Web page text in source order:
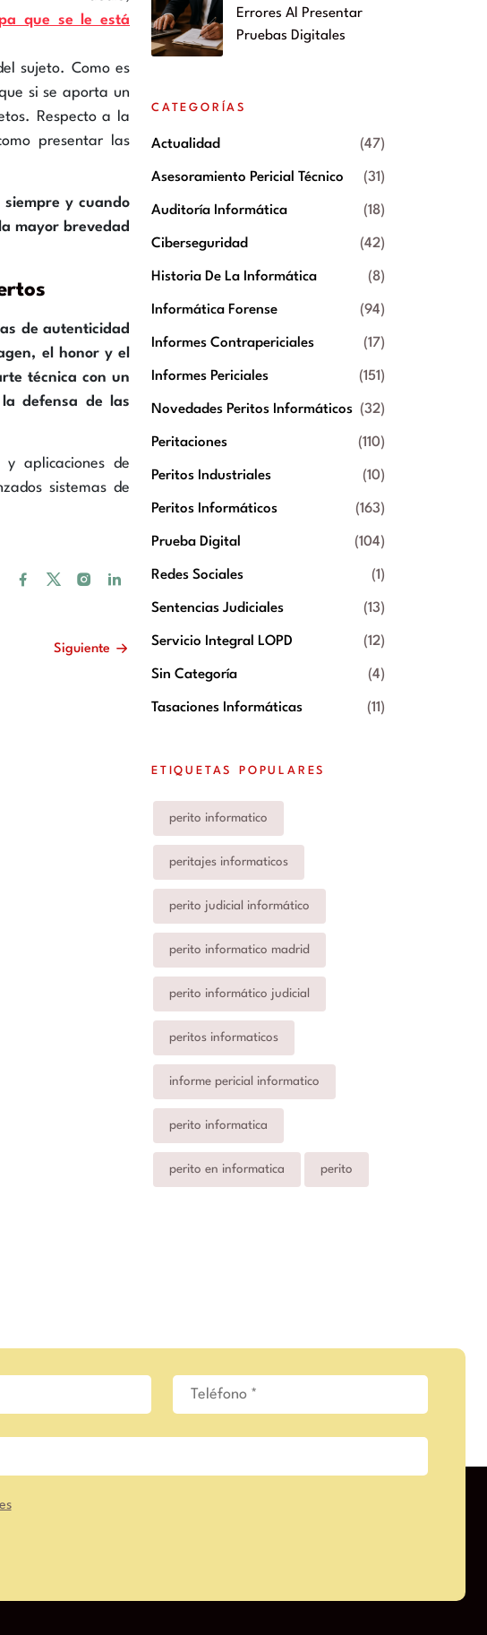
que se le está
sujeto. Como es
si se aporta un
Respecto a la
presentar las
y cuando
mayor brevedad
de autenticidad
el honor y el
técnica con un
defensa de las
aplicaciones de
sistemas de
Siguiente
Errores Al Presentar
Pruebas Digitales
CATEGORÍAS
Actualidad (47)
Asesoramiento Pericial Técnico (31)
Auditoría Informática (18)
Ciberseguridad (42)
Historia De La Informática (8)
Informática Forense (94)
Informes Contrapericiales (17)
Informes Periciales (151)
Novedades Peritos Informáticos (32)
Peritaciones (110)
Peritos Industriales (10)
Peritos Informáticos (163)
Prueba Digital (104)
Redes Sociales (1)
Sentencias Judiciales (13)
Servicio Integral LOPD (12)
Sin Categoría (4)
Tasaciones Informáticas (11)
ETIQUETAS POPULARES
perito informatico
peritajes informaticos
perito judicial informático
perito informatico madrid
perito informático judicial
peritos informaticos
informe pericial informatico
perito informatica
perito en informatica perito